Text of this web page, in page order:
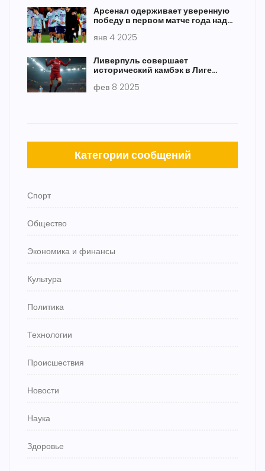
Арсенал одерживает уверенную
победу в первом матче года над
янв 4 2025
Ливерпуль совершает
исторический камбэк в Лиге
фев 8 2025
Категории сообщений
Спорт
Общество
Экономика и финансы
Культура
Политика
Технологии
Происшествия
Новости
Наука
Здоровье